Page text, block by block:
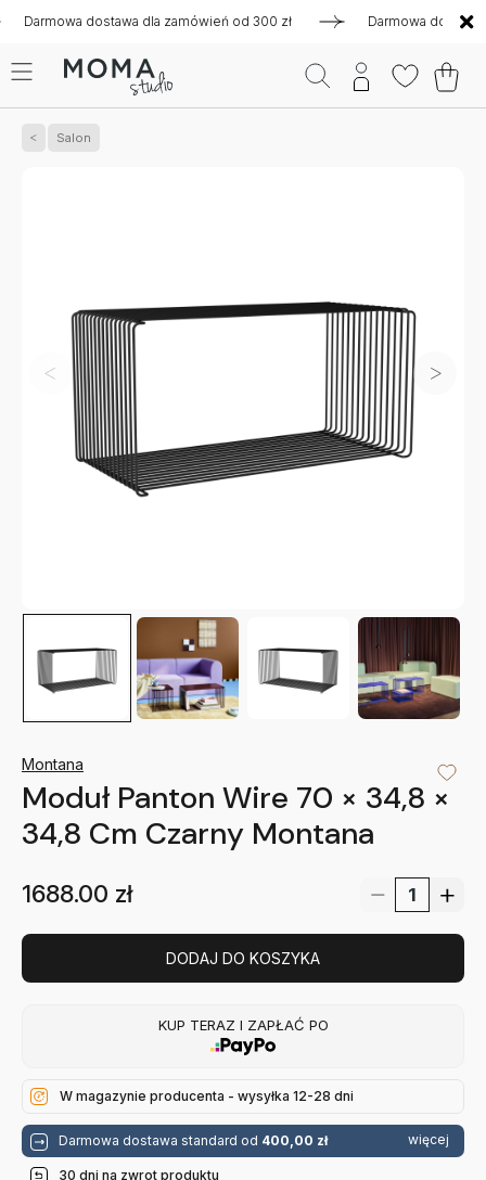
dostawa dla zamówień od 300 zł Darmowa dostawa dla
Salon
Montana
Moduł Panton Wire 70 × 34,8 ×
34,8 Cm Czarny Montana
1688.00 zł
DODAJ DO KOSZYKA
KUP TERAZ I ZAPŁAĆ PO
W magazynie producenta - wysyłka 12-28 dni
Darmowa dostawa standard od 400,00 zł więcej
30 dni na zwrot produktu